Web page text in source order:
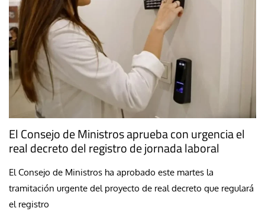
El Consejo de Ministros aprueba con urgencia el
real decreto del registro de jornada laboral
El Consejo de Ministros ha aprobado este martes la
tramitación urgente del proyecto de real decreto que regulará
el registro